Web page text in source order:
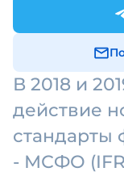
В 2018 и
действие
стандарты
- МСФО